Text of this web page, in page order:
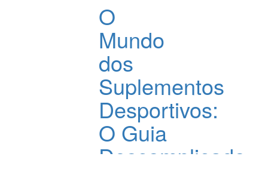
O
Mundo
dos
Suplementos
Desportivos:
O Guia
Descomplicado